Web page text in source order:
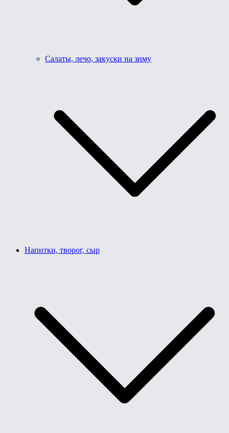
Салаты, лечо, закуски на зиму
Напитки, творог, сыр